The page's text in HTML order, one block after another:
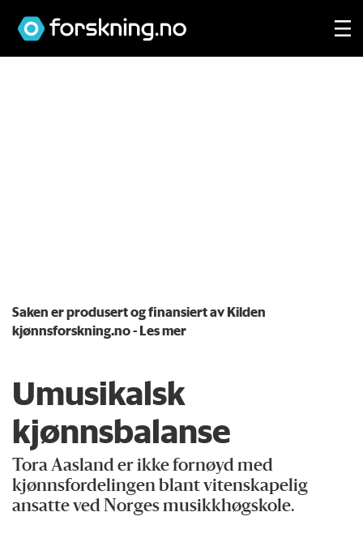
Saken er produsert og finansiert av Kilden
kjønnsforskning.no- Les mer
Umusikalsk
kjønnsbalanse
Tora Aasland er ikke fornøyd med
kjønnsfordelingen blant vitenskapelig
ansatte ved Norges musikkhøgskole.